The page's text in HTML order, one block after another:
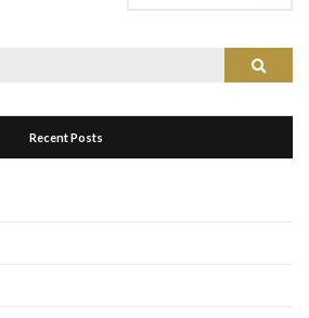
Search
Recent Posts